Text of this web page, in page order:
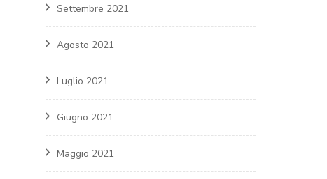
Settembre 2021
Agosto 2021
Luglio 2021
Giugno 2021
Maggio 2021